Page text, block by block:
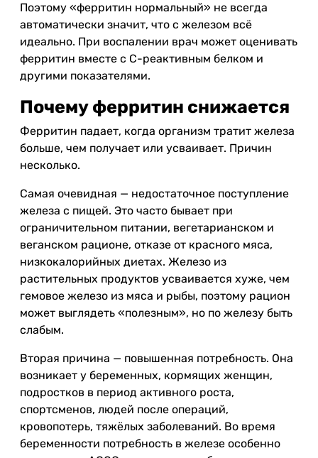
Поэтому «ферритин нормальный» не всегда
автоматически значит, что с железом всё
идеально. При воспалении врач может оценивать
ферритин вместе с С-реактивным белком и
другими показателями.
Почему ферритин снижается
Ферритин падает, когда организм тратит железа
больше, чем получает или усваивает. Причин
несколько.
Самая очевидная — недостаточное поступление
железа с пищей. Это часто бывает при
ограничительном питании, вегетарианском и
веганском рационе, отказе от красного мяса,
низкокалорийных диетах. Железо из
растительных продуктов усваивается хуже, чем
гемовое железо из мяса и рыбы, поэтому рацион
может выглядеть «полезным», но по железу быть
слабым.
Вторая причина — повышенная потребность. Она
возникает у беременных, кормящих женщин,
подростков в период активного роста,
спортсменов, людей после операций,
кровопотерь, тяжёлых заболеваний. Во время
беременности потребность в железе особенно